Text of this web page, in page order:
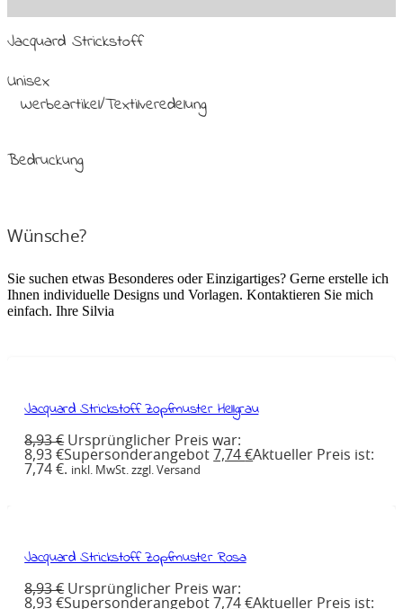
Jacquard Strickstoff
Unisex
Werbeartikel/Textilveredelung
Bedruckung
Wünsche?
Sie suchen etwas Besonderes oder Einzigartiges? Gerne erstelle ich
Ihnen individuelle Designs und Vorlagen. Kontaktieren Sie mich
einfach. Ihre Silvia
Jacquard Strickstoff Zopfmuster Hellgrau
8,93€ Ursprünglicher Preis war:
8,93 €Supersonderangebot 7,74€Aktueller Preis ist:
7,74 €. inkl. MwSt. zzgl. Versand
Jacquard Strickstoff Zopfmuster Rosa
8,93€ Ursprünglicher Preis war:
8,93 €Supersonderangebot 7,74€Aktueller Preis ist: